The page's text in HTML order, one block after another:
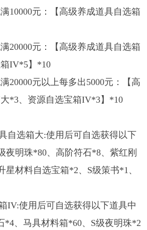
10000元：【高级养成道具自选箱
20000元：【高级养成道具自选箱
IV*5】*10
20000元以上每多出5000元：【高
*3、资源自选宝箱IV*3】*10
自选箱大:使用后可自选获得以下
夜明珠*80、高阶符石*8、紫红刚
星材料自选宝箱*2、S级策书*1、
IV:使用后可自选获得以下道具中
*4、马具材料箱*60、S级夜明珠*2